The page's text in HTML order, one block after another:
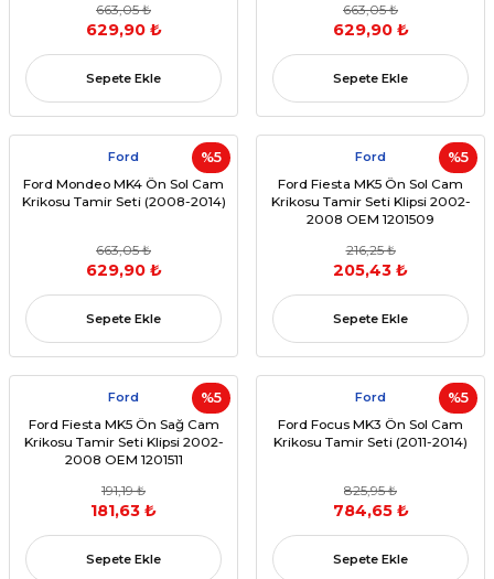
663,05 ₺
629,90 ₺
Sepete Ekle
663,05 ₺
629,90 ₺
Sepete Ekle
%5
Ford
Ford Mondeo MK4 Ön Sol Cam
Krikosu Tamir Seti (2008-2014)
663,05 ₺
629,90 ₺
Sepete Ekle
%5
Ford
Ford Fiesta MK5 Ön Sol Cam
Krikosu Tamir Seti Klipsi 2002-
2008 OEM 1201509
216,25 ₺
205,43 ₺
Sepete Ekle
%5
Ford
Ford Fiesta MK5 Ön Sağ Cam
Krikosu Tamir Seti Klipsi 2002-
2008 OEM 1201511
191,19 ₺
181,63 ₺
Sepete Ekle
%5
Ford
Ford Focus MK3 Ön Sol Cam
Krikosu Tamir Seti (2011-2014)
825,95 ₺
784,65 ₺
Sepete Ekle